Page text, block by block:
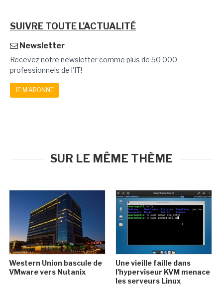
SUIVRE TOUTE L'ACTUALITÉ
Newsletter
Recevez notre newsletter comme plus de 50 000
professionnels de l'IT!
JE M'ABONNE
SUR LE MÊME THÈME
Western Union bascule de
VMware vers Nutanix
Une vieille faille dans
l'hyperviseur KVM menace
les serveurs Linux